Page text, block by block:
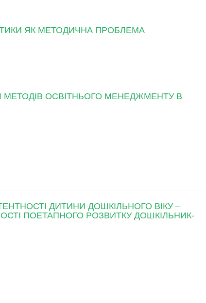
ЯК МЕТОДИЧНА ПРОБЛЕМА
МЕТОДІВ ОСВІТНЬОГО МЕНЕДЖМЕНТУ В
ДИТИНИ ДОШКІЛЬНОГО ВІКУ –
ПОЕТАПНОГО РОЗВИТКУ ДОШКІЛЬНИК-